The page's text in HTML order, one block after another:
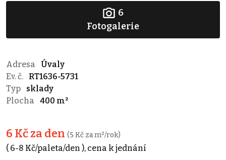
6
Fotogalerie
Adresa
Úvaly
Ev. č.
RT1636-5731
Typ
sklady
Plocha
400 m²
6 Kč za den (5 Kč za m²/rok)
( 6-8 Kč/paleta/den ), cena k jednání